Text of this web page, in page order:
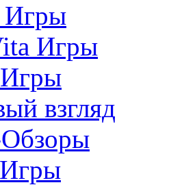
Игры
Игры
взгляд